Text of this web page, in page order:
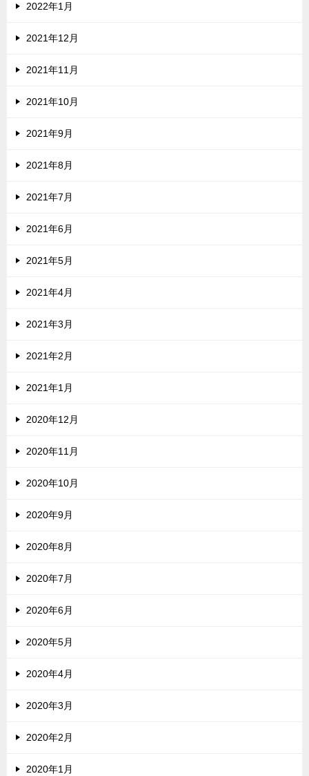
2022年1月
2021年12月
2021年11月
2021年10月
2021年9月
2021年8月
2021年7月
2021年6月
2021年5月
2021年4月
2021年3月
2021年2月
2021年1月
2020年12月
2020年11月
2020年10月
2020年9月
2020年8月
2020年7月
2020年6月
2020年5月
2020年4月
2020年3月
2020年2月
2020年1月